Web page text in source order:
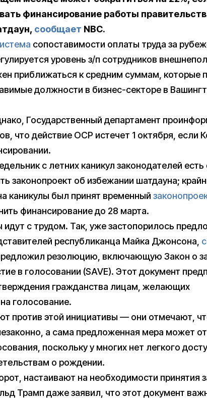
финансирование работы
сообщает NBC.
сопоставимости оплаты труда за
уровень з/п сотрудников
приближаться к средним суммам, которые
должности в бизнес-секторе в
Государственный департамент
что действие OCP истечет 1 октября, если
с летних каникул законодателей
законопроект об избежании шатдауна;
каникулы был принят временный
финансирование до 28 марта.
идут с трудом. Так, уже застопорилось
республиканца Майка Джонсона,
резолюцию, включающую Закон о
в голосовании (SAVE). Этот документ
гражданства лицам, желающих
голосование.
против этой инициативы — они отмечают,
а сама предложенная мера может
поскольку у многих нет легкого
о рождении.
настаивают на необходимости принятия
Трамп даже заявил, что этот документ